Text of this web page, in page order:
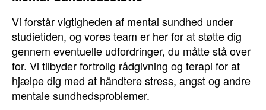
Vi forstår vigtigheden af mental sundhed under
studietiden, og vores team er her for at støtte dig
gennem eventuelle udfordringer, du måtte stå over
for. Vi tilbyder fortrolig rådgivning og terapi for at
hjælpe dig med at håndtere stress, angst og andre
mentale sundhedsproblemer.